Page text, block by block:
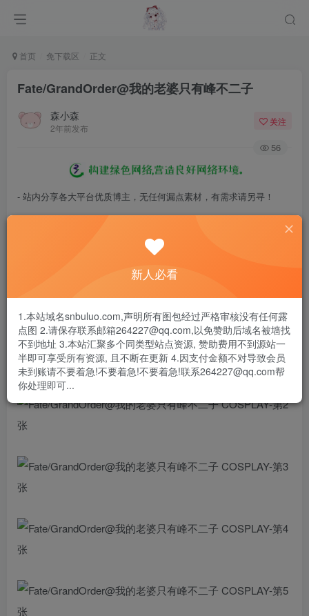
首页 免下载区 正文
Fate/GrandOrder@我的老婆只有峰不二子
森小森
2年前发布
关注
56
- 站内分享各大平台优质博主，无任何漏点素材，有需求请另寻！
- 百度网盘提示提取码错误，请更换浏览器重试，这是百度网盘版本问
- 遇见解压密码不对、无法解压，请查看
- 资源失效/充值未到账/账号解禁...等问题请《提交工单》
都去给我打黑呆强化本，不能只有我受折磨🙉 ​​​
新人必看
1.本站域名snbuluo.com,声明所有图包经过严格审核没有任何露
点图 2.请保存联系邮箱264227@qq.com,以免赞助后域名被墙找
不到地址 3.本站汇聚多个同类型站点资源, 赞助费用不到源站一
半即可享受所有资源, 且不断在更新 4.因支付金额不对导致会员
未到账请不要着急!不要着急!不要着急!联系264227@qq.com帮
你处理即可...